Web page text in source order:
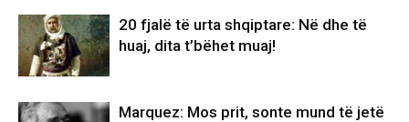
20 fjalë të urta shqiptare: Në dhe të
huaj, dita t’bëhet muaj!
Marquez: Mos prit, sonte mund të jetë